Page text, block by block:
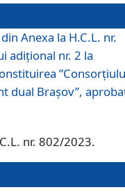
Anexa la H.C.L. nr.
adițional nr. 2 la
dual Brașov”,
nr. 802/2023.